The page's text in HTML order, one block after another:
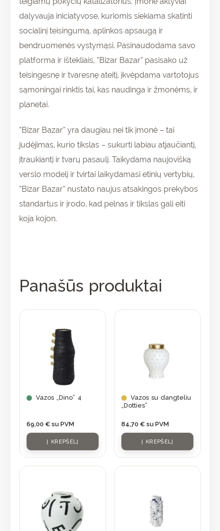
dalyvauja iniciatyvose, kuriomis siekiama skatinti
socialinį teisingumą, aplinkos apsaugą ir
bendruomenės vystymąsi. Pasinaudodama savo
platforma ir ištekliais, “Bizar Bazar” pasisako už
teisingesnę ir tvaresnę ateitį, įkvėpdama vartotojus
sąmoningai rinktis tai, kas naudinga ir žmonėms, ir
planetai.
“Bizar Bazar” yra daugiau nei tik įmonė – tai
judėjimas, kurio tikslas – sukurti labiau atjaučiantį,
įtraukiantį ir tvarų pasaulį. Taikydama naujovišką
verslo modelį ir tvirtai laikydamasi etinių vertybių,
“Bizar Bazar” nustato naujus atsakingos prekybos
standartus ir įrodo, kad pelnas ir tikslas gali eiti
koja kojon.
Panašūs produktai
Vazos „Dino” 4
69,00 € su PVM
Į KREPŠELĮ
Vazos su dangteliu
„Dotties”
84,70 € su PVM
Į KREPŠELĮ